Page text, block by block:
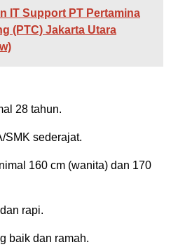
IT Support PT Pertamina
(PTC) Jakarta Utara
28 tahun.
SMK sederajat.
160 cm (wanita) dan 170
rapi.
baik dan ramah.